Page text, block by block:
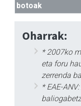
botoak
Oharrak:
* 2007ko
eta foru
zerrenda
* EAE-